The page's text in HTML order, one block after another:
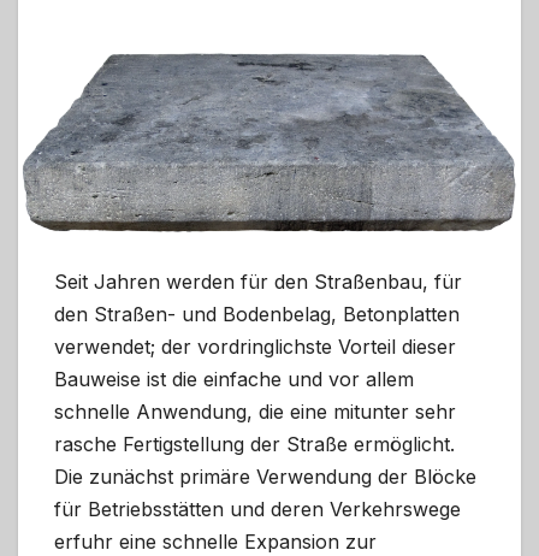
Seit Jahren werden für den Straßenbau, für
den Straßen- und Bodenbelag, Betonplatten
verwendet; der vordringlichste Vorteil dieser
Bauweise ist die einfache und vor allem
schnelle Anwendung, die eine mitunter sehr
rasche Fertigstellung der Straße ermöglicht.
Die zunächst primäre Verwendung der Blöcke
für Betriebsstätten und deren Verkehrswege
erfuhr eine schnelle Expansion zur